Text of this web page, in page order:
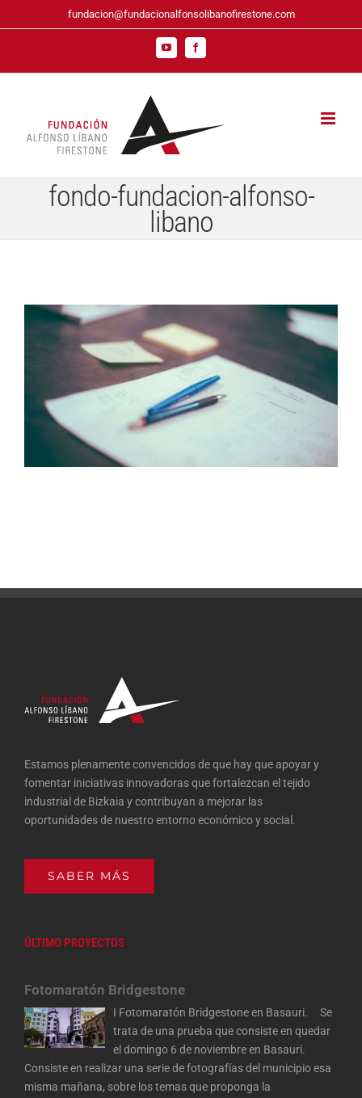
al
fundacion@fundacionalfonsolibanofirestone.com
YouTubeFacebook
fondo-fundacion-alfonso-
libano
Estamos plenamente convencidos de que hay que apoyar y
fomentar iniciativas innovadoras que fortalezcan el tejido
industrial de Bizkaia y contribuyan a mejorar las
oportunidades de nuestro entorno económico y social.
SABER MÁS
ÚLTIMO PROYECTOS
Fotomaratón Bridgestone
I Fotomaratón Bridgestone en Basauri. Se
trata de una prueba que consiste en quedar
el domingo 6 de noviembre en Basauri.
Consiste en realizar una serie de fotografías del municipio esa
misma mañana, sobre los temas que proponga la